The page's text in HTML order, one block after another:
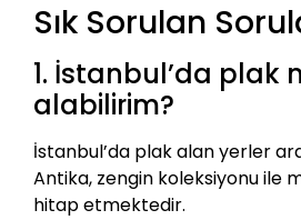
Sık Sorulan
1. İstanbul’da plak
alabilirim?
İstanbul’da plak alan yerler
Antika, zengin koleksiyonu ile
hitap etmektedir.